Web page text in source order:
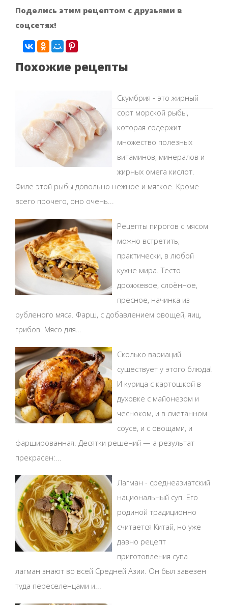
Поделись этим рецептом с друзьями в
соцсетях!
Похожие рецепты
Скумбрия - это жирный
сорт морской рыбы,
которая содержит
множество полезных
витаминов, минералов и
жирных омега кислот.
Филе этой рыбы довольно нежное и мягкое. Кроме
всего прочего, оно очень...
Рецепты пирогов с мясом
можно встретить,
практически, в любой
кухне мира. Тесто
дрожжевое, слоённое,
пресное, начинка из
рубленого мяса. Фарш, с добавлением овощей, яиц,
грибов. Мясо для...
Сколько вариаций
существует у этого блюда!
И курица с картошкой в
духовке с майонезом и
чесноком, и в сметанном
соусе, и с овощами, и
фаршированная. Десятки решений — а результат
прекрасен:...
Лагман - среднеазиатский
национальный суп. Его
родиной традиционно
считается Китай, но уже
давно рецепт
приготовления супа
лагман знают во всей Средней Азии. Он был завезен
туда переселенцами и...